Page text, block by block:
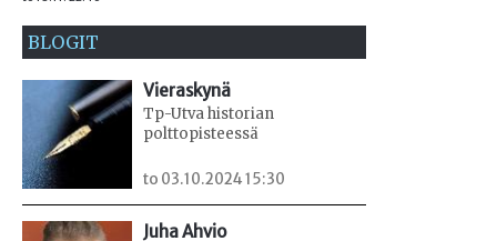
BLOGIT
Vieraskynä
Tp-Utva historian
polttopisteessä
to 03.10.2024 15:30
Juha Ahvio